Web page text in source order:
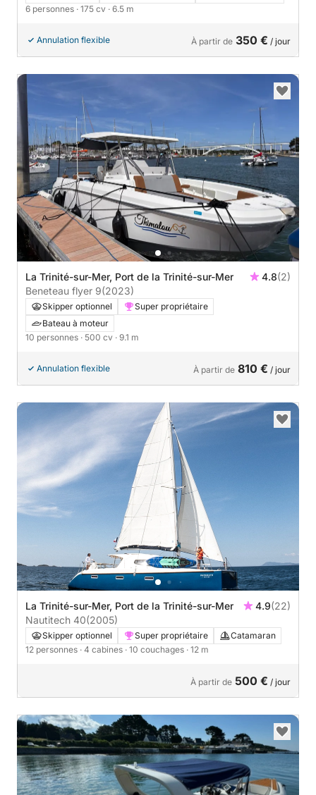
6 personnes · 175 cv · 6.5 m
Annulation flexible À partir de 350 € / jour
La Trinité-sur-Mer, Port de la Trinité-sur-Mer 4.8(2)
Beneteau flyer 9(2023)
Skipper optionnel
Super propriétaire
Bateau à moteur
10 personnes · 500 cv · 9.1 m
Annulation flexible À partir de 810 € / jour
La Trinité-sur-Mer, Port de la Trinité-sur-Mer 4.9(22)
Nautitech 40(2005)
Skipper optionnel Super propriétaire
Catamaran
12 personnes · 4 cabines · 10 couchages · 12 m
À partir de 500 € / jour